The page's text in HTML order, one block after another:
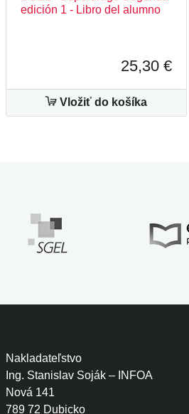
edición 1 - Libro del alumno
25,30 €
Vložiť do košíka
Nakladateľstvo
Ing. Stanislav Soják – INFOA
Nová 141
789 72 Dubicko